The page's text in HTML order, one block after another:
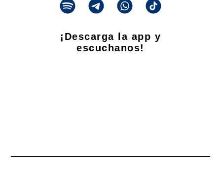
¡Descarga la app y
escuchanos!